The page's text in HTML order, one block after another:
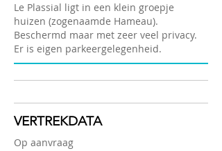
Le Plassial ligt in een klein groepje
huizen (zogenaamde Hameau).
Beschermd maar met zeer veel privacy.
Er is eigen parkeergelegenheid.
VERTREKDATA
Op aanvraag